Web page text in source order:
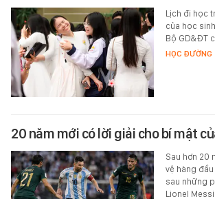
Lịch đi học
của học
Bộ GD&ĐT
HỌC ĐƯỜNG
20 năm mới có lời giải cho bí mật
Sau hơn 20
vệ hàng
sau những
Lionel